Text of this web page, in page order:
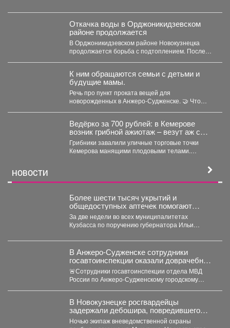
Откачка воды в Орджоникидзевском
районе продолжается
В Орджоникидзевском районе Новокузнецка
продолжается борьба с подтоплением. После
К ним обращаются семьи с детьми и
будущие мамы.
Речь про пункт проката вещей для
новорожденных в Анжеро-Судженске. 🤝 Что
Ведёрко за 700 рублей: в Кемерове
возник грибной ажиотаж – везут аж с
Алтая
Грибники завалили уличные торговые точки
Кемерова манящими плодовыми телами.
НОВОСТИ
Более шести тысяч укрытий и
общедоступных аптечек помогают
обеспечить безопасность жителей
Кузбасса
За две недели во всех муниципалитетах
Кузбасса по поручению губернатора Ильи
В Анжеро-Судженске сотрудники
госавтоинспекции оказали доврачебную
помощь мужчине, пострадавшему от
укуса гадюки
🚨Сотрудники госавтоинспекции отдела МВД
России по Анжеро-Судженскому городскому
В Новокузнецке росгвардейцы
задержали дебошира, повредившего
окно и дверь квартиры сожительницы
Ночью экипаж вневедомственной охраны